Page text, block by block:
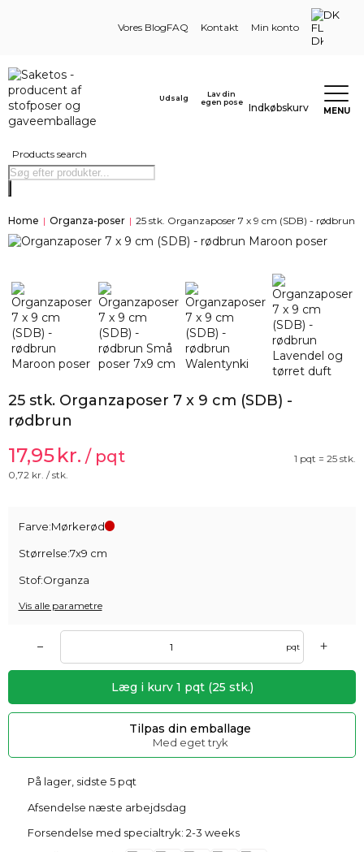
Vores BlogFAQ Kontakt Min konto
DK
Products search
Udsalg
Lav din
egen pose
Indkøbskurv MENU
Home | Organza-poser | 25 stk. Organzaposer 7 x 9 cm (SDB) - rødbrun
25 stk. Organzaposer 7 x 9 cm (SDB) -
rødbrun
17,95kr. / pqt
1 pqt = 25 stk.
0,72 kr. / stk.
Farve:Mørkerød
Størrelse:7x9 cm
Stof:Organza
Vis alle parametre
– pqt +
Læg i kurv 1 pqt (25 stk.)
Tilpas din emballage
Med eget tryk
På lager, sidste 5 pqt
Afsendelse næste arbejdsdag
Forsendelse med specialtryk: 2-3 weeks